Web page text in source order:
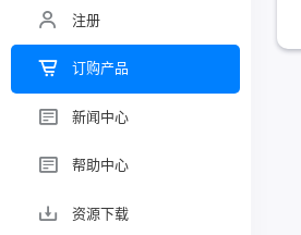
注册
订购产品
新闻中心
帮助中心
资源下载